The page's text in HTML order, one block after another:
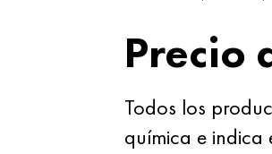
Precio
Todos los
química e indica